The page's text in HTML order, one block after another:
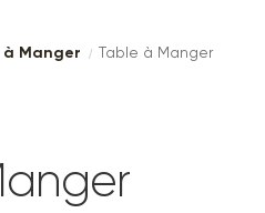
à Manger
Table à Manger